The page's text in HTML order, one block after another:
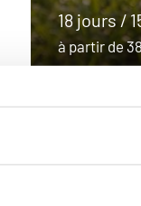
18 jours /
à partir de